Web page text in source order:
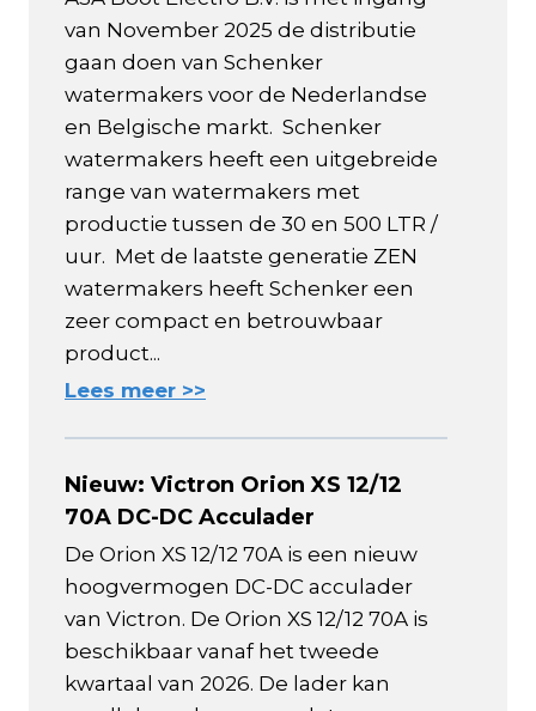
van November 2025 de distributie
gaan doen van Schenker
watermakers voor de Nederlandse
en Belgische markt. Schenker
watermakers heeft een uitgebreide
range van watermakers met
productie tussen de 30 en 500 LTR /
uur. Met de laatste generatie ZEN
watermakers heeft Schenker een
zeer compact en betrouwbaar
product...
Lees meer >>
Nieuw: Victron Orion XS 12/12
70A DC-DC Acculader
De Orion XS 12/12 70A is een nieuw
hoogvermogen DC-DC acculader
van Victron. De Orion XS 12/12 70A is
beschikbaar vanaf het tweede
kwartaal van 2026. De lader kan